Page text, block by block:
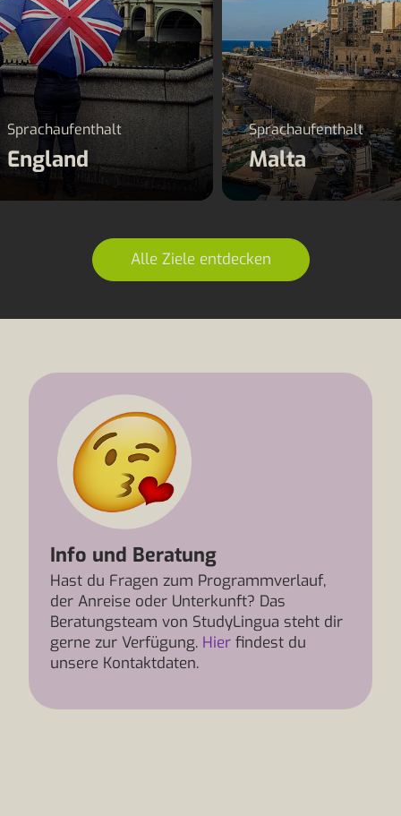
Sprachaufenthalt
England
Sprachaufenthalt
Malta
Alle Ziele entdecken
Info und Beratung
Hast du Fragen zum Programmverlauf,
der Anreise oder Unterkunft? Das
Beratungsteam von StudyLingua steht dir
gerne zur Verfügung. Hier findest du
unsere Kontaktdaten.